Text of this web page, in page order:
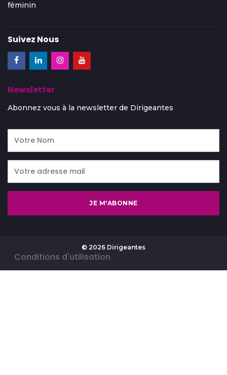
féminin
Suivez Nous
Newsletter
Abonnez vous à la newsletter de Dirigeantes
JE M'ABONNE
© 2026 Dirigeantes
Conditions d'utilisation